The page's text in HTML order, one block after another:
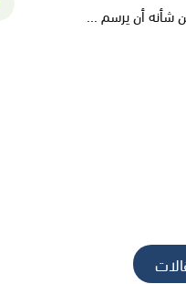
شأنه أن يرسم ...